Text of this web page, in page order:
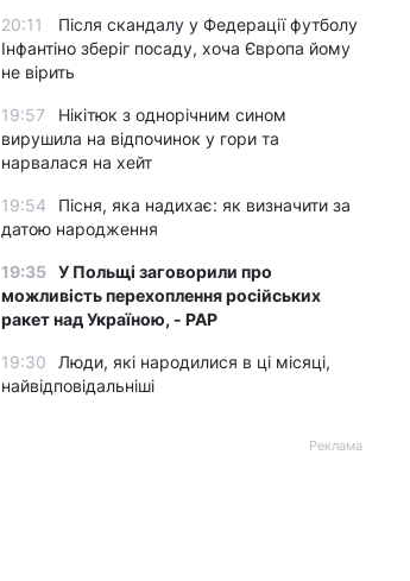
20:11
Після скандалу у Федерації футболу
Інфантіно зберіг посаду, хоча Європа йому
не вірить
19:57
Нікітюк з однорічним сином
вирушила на відпочинок у гори та
нарвалася на хейт
19:54
Пісня, яка надихає: як визначити за
датою народження
19:35 У Польщі заговорили про
можливість перехоплення російських
ракет над Україною, - PAP
19:30
Люди, які народилися в ці місяці,
найвідповідальніші
Реклама